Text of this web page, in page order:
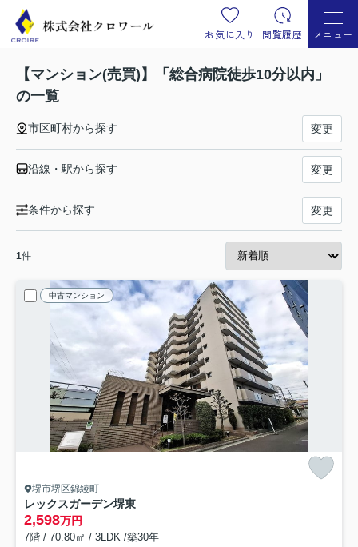
お気に入り 閲覧履歴 メニュー
【マンション(売買)】「総合病院徒歩10分以内」
の一覧
市区町村から探す 変更
沿線・駅から探す 変更
条件から探す 変更
1件
中古マンション
堺市堺区錦綾町
レックスガーデン堺東
2,598万円
7階 / 70.80㎡ / 3LDK /築30年